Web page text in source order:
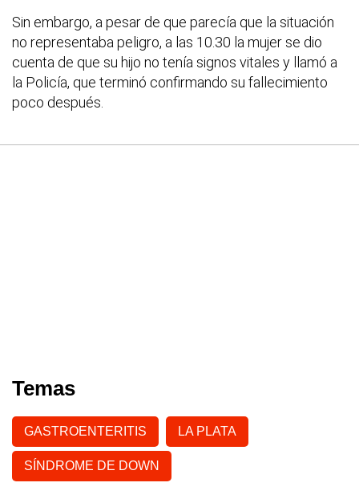
Sin embargo, a pesar de que parecía que la situación
no representaba peligro, a las 10.30 la mujer se dio
cuenta de que su hijo no tenía signos vitales y llamó a
la Policía, que terminó confirmando su fallecimiento
poco después.
Temas
GASTROENTERITIS LA PLATA
SÍNDROME DE DOWN